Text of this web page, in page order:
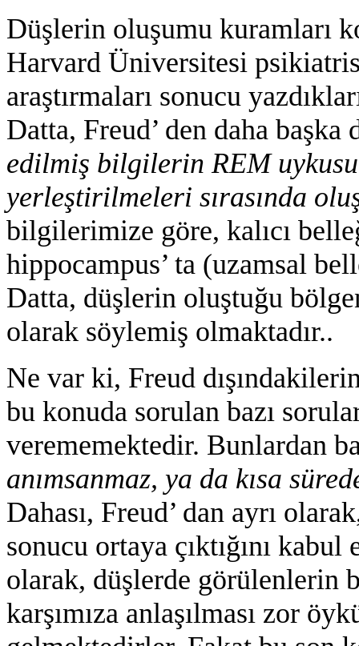
Düşlerin oluşumu kuramları
Harvard Üniversitesi
araştırmaları sonucu
Datta, Freud’ den daha
edilmiş bilgilerin REM uykusu
yerleştirilmeleri sırasında
bilgilerimize göre, kalıcı
hippocampus’ ta (uzamsal
Datta, düşlerin oluştuğu
olarak söylemiş olmaktadır..
Ne var ki, Freud
bu konuda sorulan bazı
verememektedir. Bunlardan
anımsanmaz, ya da kısa
Dahası, Freud’ dan ayrı
sonucu ortaya çıktığını
olarak, düşlerde görülenlerin
karşımıza anlaşılması zor